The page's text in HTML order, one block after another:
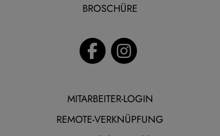
BROSCHÜRE
MITARBEITER-LOGIN
REMOTE-VERKNÜPFUNG